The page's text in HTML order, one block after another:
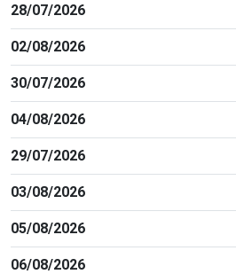
28/07/2026
02/08/2026
30/07/2026
04/08/2026
29/07/2026
03/08/2026
05/08/2026
06/08/2026